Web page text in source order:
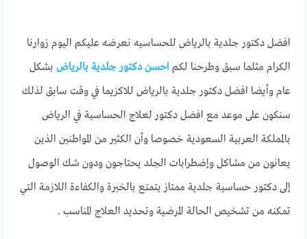
افضل دكتور جلدية بالرياض للحساسيه نعرضه عليكم اليوم زوارنا
الكرام مثلما سبق وطرحنا لكماحسن دكتور جلدية بالرياض بشكل
عام وأيضا افضل دكتور جلدية بالرياض للاكزيما في وقت سابق لذلك
سنكون على موعد مع افضل دكتور لعلاج الحساسية في الرياض
بالمملكة العربية السعودية خصوصا وأن الكثير من المواطنين الذين
يعانون من مشاكل وإضطرابات الجلد يحتاجون ودون شك الوصول
إلى دكتور حساسية جلدية ممتاز يتمتع بالخبرة والكفاءة اللازمة التي
تمكنه من تشخيص الحالة المرضية وتحديد العلاج المناسب .